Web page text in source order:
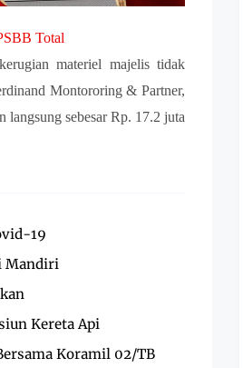
Total
materiel majelis tidak
Montororing & Partner,
langsung sebesar Rp. 17.2 juta
19
Mandiri
Kereta Api
Koramil 02/TB